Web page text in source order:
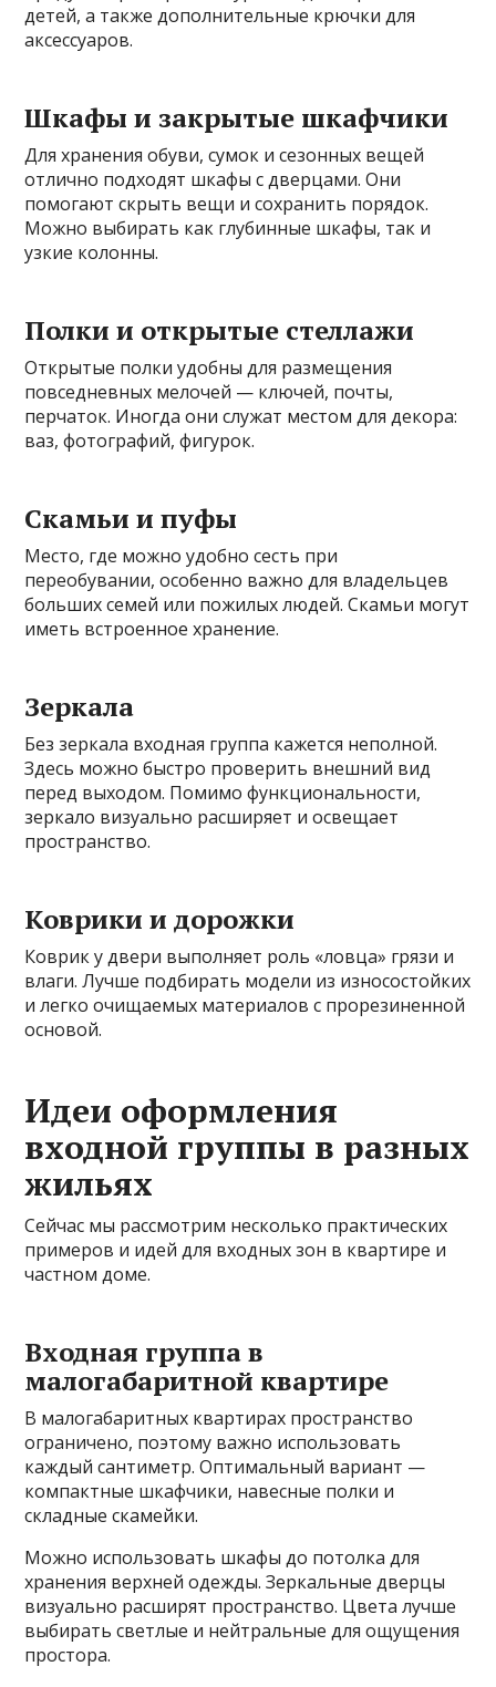
детей, а также дополнительные крючки для
аксессуаров.
Шкафы и закрытые шкафчики
Для хранения обуви, сумок и сезонных вещей
отлично подходят шкафы с дверцами. Они
помогают скрыть вещи и сохранить порядок.
Можно выбирать как глубинные шкафы, так и
узкие колонны.
Полки и открытые стеллажи
Открытые полки удобны для размещения
повседневных мелочей — ключей, почты,
перчаток. Иногда они служат местом для декора:
ваз, фотографий, фигурок.
Скамьи и пуфы
Место, где можно удобно сесть при
переобувании, особенно важно для владельцев
больших семей или пожилых людей. Скамьи могут
иметь встроенное хранение.
Зеркала
Без зеркала входная группа кажется неполной.
Здесь можно быстро проверить внешний вид
перед выходом. Помимо функциональности,
зеркало визуально расширяет и освещает
пространство.
Коврики и дорожки
Коврик у двери выполняет роль «ловца» грязи и
влаги. Лучше подбирать модели из износостойких
и легко очищаемых материалов с прорезиненной
основой.
Идеи оформления
входной группы в разных
жильях
Сейчас мы рассмотрим несколько практических
примеров и идей для входных зон в квартире и
частном доме.
Входная группа в
малогабаритной квартире
В малогабаритных квартирах пространство
ограничено, поэтому важно использовать
каждый сантиметр. Оптимальный вариант —
компактные шкафчики, навесные полки и
складные скамейки.
Можно использовать шкафы до потолка для
хранения верхней одежды. Зеркальные дверцы
визуально расширят пространство. Цвета лучше
выбирать светлые и нейтральные для ощущения
простора.